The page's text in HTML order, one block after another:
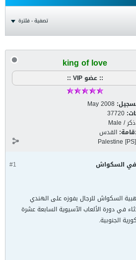
تصفية - فلترة
king of love
:: عضو VIP ::
May 2008
37720
ذكر / Male
القدس
Palestine [PS]
#1
السكواش للرجال بفوزه على الهندي
2 اليوم الثلاثاء في دورة الألعاب الآسيوية السابعة عشرة
الجنوبية.